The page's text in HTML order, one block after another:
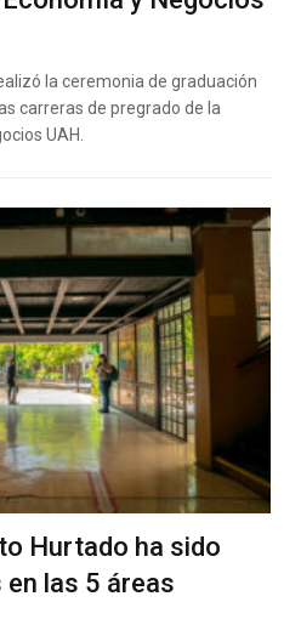
la ceremonia de graduación
carreras de pregrado de la
UAH.
Hurtado ha sido
las 5 áreas